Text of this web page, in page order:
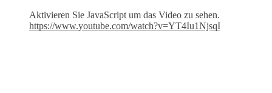
Aktivieren Sie JavaScript um das Video zu sehen.
https://www.youtube.com/watch?v=YT4Iu1NjsqI